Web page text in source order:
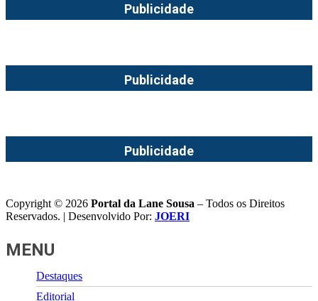
Publicidade
Publicidade
Publicidade
Copyright © 2026 Portal da Lane Sousa – Todos os Direitos
Reservados. | Desenvolvido Por: JOERI
MENU
Destaques
Editorial